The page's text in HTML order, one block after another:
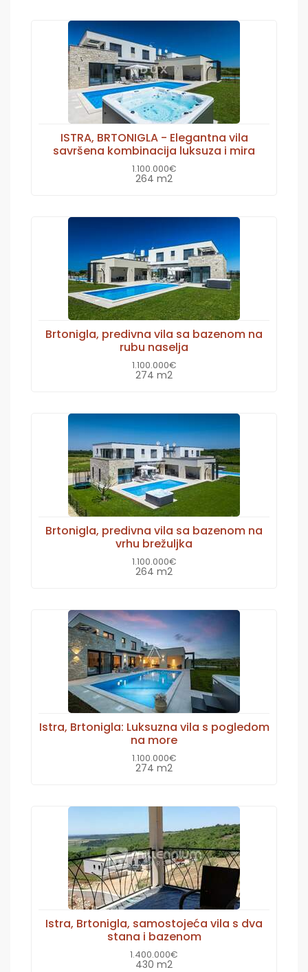
ISTRA, BRTONIGLA - Elegantna vila
savršena kombinacija luksuza i mira
1.100.000€
264 m2
Brtonigla, predivna vila sa bazenom na
rubu naselja
1.100.000€
274 m2
Brtonigla, predivna vila sa bazenom na
vrhu brežuljka
1.100.000€
264 m2
Istra, Brtonigla: Luksuzna vila s pogledom
na more
1.100.000€
274 m2
Istra, Brtonigla, samostojeća vila s dva
stana i bazenom
1.400.000€
430 m2